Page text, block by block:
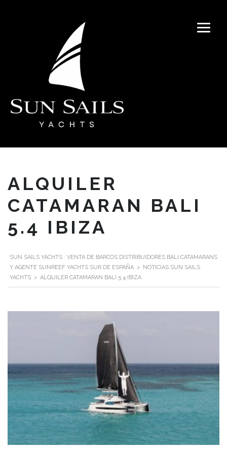
ALQUILER
CATAMARAN BALI
5.4 IBIZA
SUN SAILS YACHTS : VENTA DE BARCOS DISTRIBUIDORES BALI CATAMARANS
Y AGENTE SUNREEF YACHTS SUR DE ESPAÑA >
NOTICIAS SUN SAILS
YACHTS > ALQUILER CATAMARAN BALI 5.4 IBIZA